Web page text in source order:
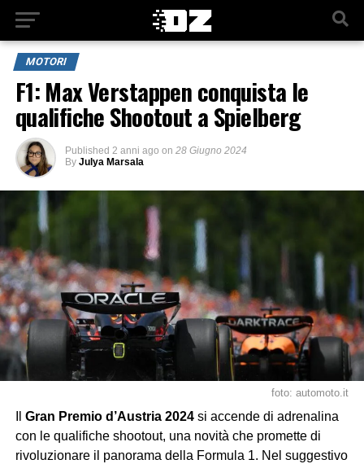
MOTORI
F1: Max Verstappen conquista le
qualifiche Shootout a Spielberg
Published 2 anni ago on 28 Giugno 2024
By Julya Marsala
foto: automoto.it
Gran Premio d’Austria 2024si accende di adrenalina
con le qualifiche shootout, una novità che promette di
rivoluzionare il panorama della Formula 1. Nel suggestivo